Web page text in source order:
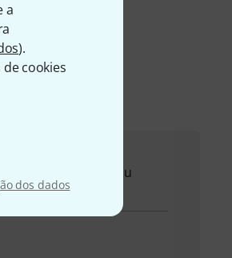
a
).
cookies
dos dados
questões ou